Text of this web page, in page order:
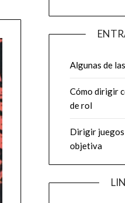
Algunas de
Cómo dirigir
de rol
Dirigir juegos
objetiva